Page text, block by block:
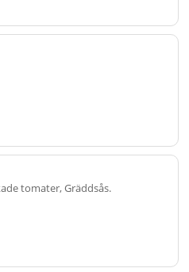
tomater, Gräddsås.